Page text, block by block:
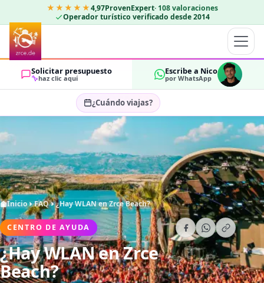
★★★★★4,97ProvenExpert· 108 valoraciones
Operador turístico verificado desde 2014
Solicitar presupuesto
haz clic aquí
Escribe a Nico
por WhatsApp
¿Cuándo viajas?
Seleccionar fechas…
HUÉSPEDES
2 OK
Inicio FAQ ¿Hay WLAN en Zrce Beach?
CENTRO DE AYUDA
¿Hay WLAN en Zrce
Beach?